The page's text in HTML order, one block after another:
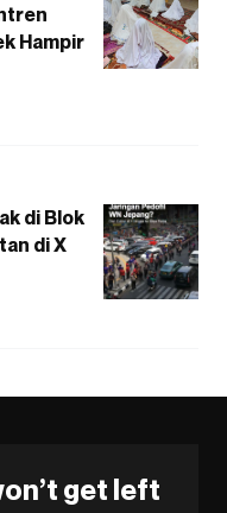
Hampir
di Blok
di X
get left